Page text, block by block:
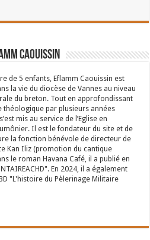
Caouissin
de 5 enfants, Eflamm Caouissin est
la vie du diocèse de Vannes au niveau
du breton. Tout en approfondissant
théologique par plusieurs années
mis au service de l’Eglise en
Il est le fondateur du site et de
la fonction bénévole de directeur de
Kan Iliz (promotion du cantique
le roman Havana Café, il a publié en
En 2024, il a également
"L'histoire du Pèlerinage Militaire